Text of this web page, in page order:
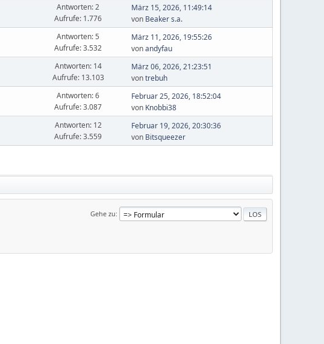
Antworten: 2
Aufrufe: 1.776
März 15, 2026, 11:49:14
von Beaker s.a.
Antworten: 5
Aufrufe: 3.532
März 11, 2026, 19:55:26
vonandyfau
Antworten: 14
Aufrufe: 13.103
März 06, 2026, 21:23:51
vontrebuh
Antworten: 6
Aufrufe: 3.087
Februar 25, 2026, 18:52:04
von Knobbi38
Antworten: 12
Aufrufe: 3.559
Februar 19, 2026, 20:30:36
von Bitsqueezer
Gehe zu